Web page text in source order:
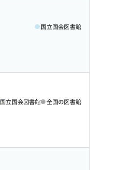
国立国会図書館
国立国会図書館 全国の図書館